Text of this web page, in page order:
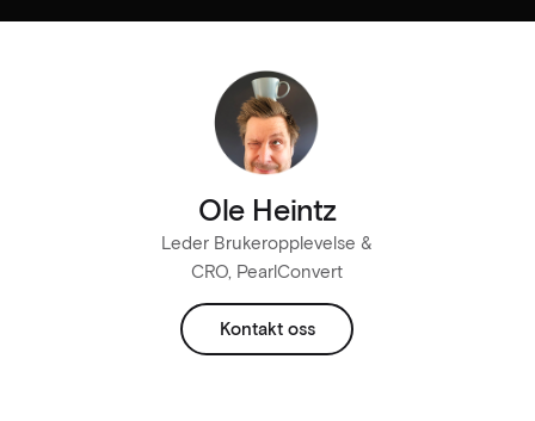
Ole Heintz
Leder Brukeropplevelse &
CRO, PearlConvert
Kontakt oss